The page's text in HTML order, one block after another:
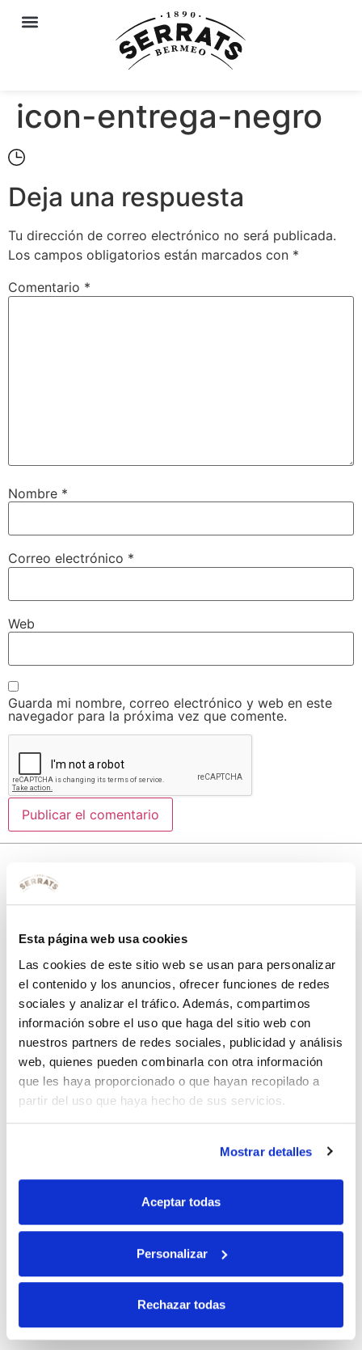
Esta página web usa cookies
Las cookies de este sitio web se usan para personalizar
el contenido y los anuncios, ofrecer funciones de redes
sociales y analizar el tráfico. Además, compartimos
información sobre el uso que haga del sitio web con
nuestros partners de redes sociales, publicidad y análisis
web, quienes pueden combinarla con otra información
que les haya proporcionado o que hayan recopilado a
partir del uso que haya hecho de sus servicios.
Mostrar detalles
Aceptar todas
Personalizar
Rechazar todas
icon-entrega-negro
Deja una respuesta
Tu dirección de correo electrónico no será publicada.
Los campos obligatorios están marcados con *
Comentario *
Nombre *
Correo electrónico *
Web
Guarda mi nombre, correo electrónico y web en este
navegador para la próxima vez que comente.
10% de descuento
con tu primera compra.
Apúntate a nuestra newsletter para recibir nuestrasofertas
disfruta de un 10% de descuento en tu primera compra.
fines comerciales, legitimación: consentimiento, destinatarios: proveedor de
otros derechos, como se explica en la información adicional.
SUBSCRIBETE AHORA